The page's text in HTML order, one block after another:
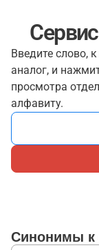
Введите слово,
аналог, и
просмотра
алфавиту.
Синонимы